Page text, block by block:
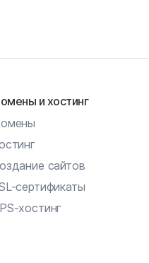
и хостинг
сайтов
сертификаты
хостинг